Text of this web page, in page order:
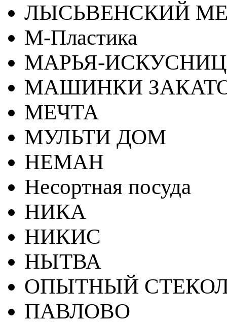
ЛЫСЬВЕНСКИЙ
М-Пластика
МАРЬЯ-
МАШИНКИ
МЕЧТА
МУЛЬТИ ДОМ
НЕМАН
Несортная посуда
НИКА
НИКИС
НЫТВА
ОПЫТНЫЙ
ПАВЛОВО